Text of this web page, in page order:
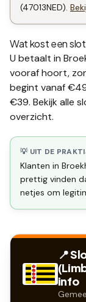
(47013NED).
Wat kost een
U betaalt in
vooraf hoort,
begint vanaf
€39. Bekijk alle
overzicht.
💡 UIT DE
Klanten in
prettig vinden
netjes om
📍
info